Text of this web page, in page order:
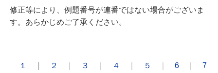
修正等により、例題番号が連番ではない場合がございま
す。あらかじめご了承ください。
１ ２ ３ ４ ５ 6
7